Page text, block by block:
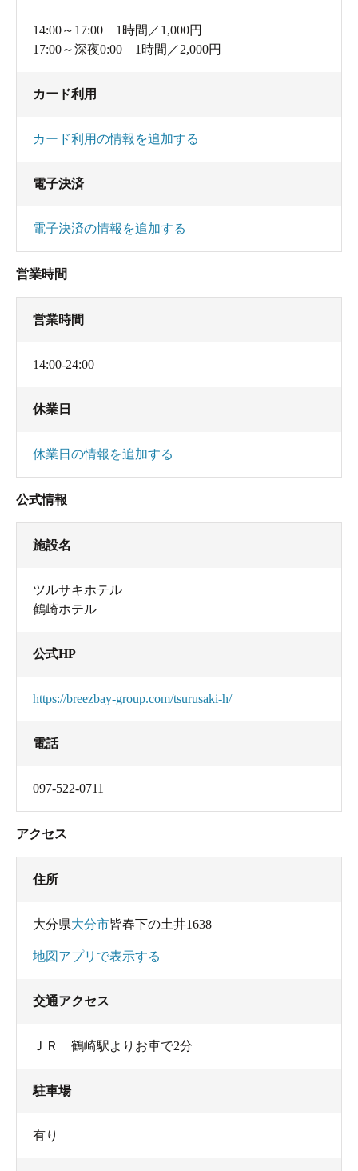
なタバコ部屋が当たりました。またエレベーター
下りたら廊下はうっすらタバコ臭、ていうか造り
無部屋なのには驚きました。
バコ臭は廊下に漏れまくり、ドアの開け閉めは凄
自分の部屋は公式HPには掲載されていない5畳程度
で窓を開けると廊下が見える煙草部屋。スーツを
入れるロッカーも無く、翌日には煙草の臭いが染
み付いてました。即クリーニング行きです。
らにドアを閉めていても隣の音漏れが凄まじく、
帰ろうかと悩みました。自分が喫煙者の時は気に
14:00～17:00 1時間／1,000円
17:00～深夜0:00 1時間／2,000円
カード利用
カード利用の情報を追加する
電子決済
電子決済の情報を追加する
営業時間
営業時間
14:00-24:00
休業日
休業日の情報を追加する
公式情報
施設名
ツルサキホテル
鶴崎ホテル
公式HP
https://breezbay-group.com/tsurusaki-h/
電話
097-522-0711
アクセス
住所
大分県大分市皆春下の土井1638
地図アプリで表示する
交通アクセス
ＪＲ 鶴崎駅よりお車で2分
駐車場
有り